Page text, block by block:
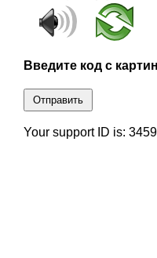
Введите код с
Отправить
Your support ID is: